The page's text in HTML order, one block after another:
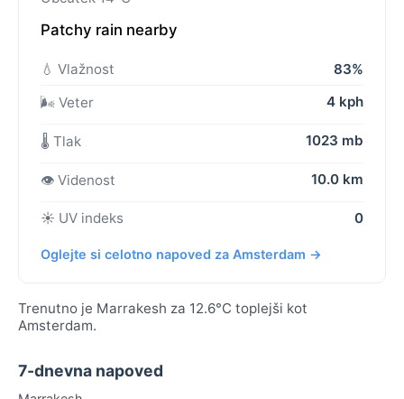
Patchy rain nearby
💧 Vlažnost
83%
🌬️ Veter
4 kph
🌡️ Tlak 1023 mb
👁️ Videnost 10.0 km
☀️ UV indeks 0
Oglejte si celotno napoved za Amsterdam →
Trenutno je Marrakesh za 12.6°C toplejši kot
Amsterdam.
7-dnevna napoved